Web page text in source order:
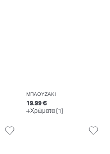
ΜΠΛΟΥΖΆΚΙ
19.99 €
Χρώματα (1)